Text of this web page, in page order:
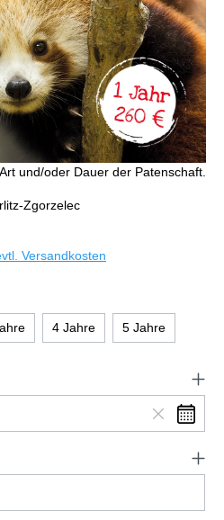
und/oder Dauer der Patenschaft.
Zgorzelec
Versandkosten
4 Jahre 5 Jahre